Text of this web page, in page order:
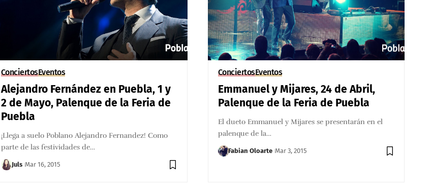
ConciertosEventos
Alejandro Fernández en Puebla, 1 y
2 de Mayo, Palenque de la Feria de
Puebla
¡Llega a suelo Poblano Alejandro Fernandez! Como
parte de las festividades de…
Juls Mar 16, 2015
ConciertosEventos
Emmanuel y Mijares, 24 de Abril,
Palenque de la Feria de Puebla
El dueto Emmanuel y Mijares se presentarán en el
palenque de la…
Fabian Oloarte Mar 3, 2015